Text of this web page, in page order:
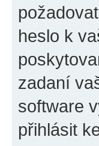
heslo k
zadaní
software
přihlásit